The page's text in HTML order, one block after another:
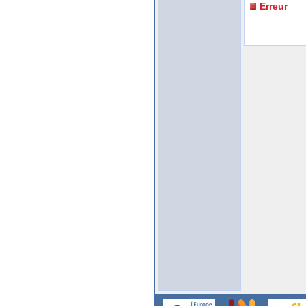
Erreur